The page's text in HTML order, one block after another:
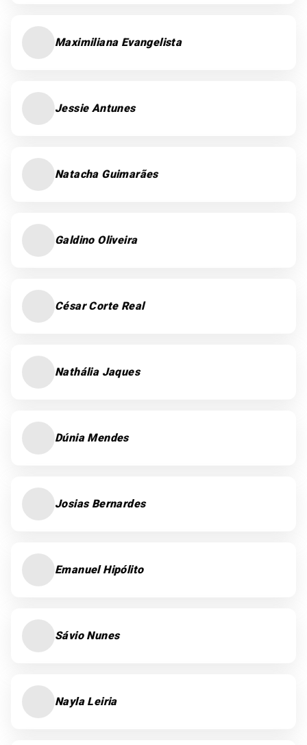
Maximiliana Evangelista
Jessie Antunes
Natacha Guimarães
Galdino Oliveira
César Corte Real
Nathália Jaques
Dúnia Mendes
Josias Bernardes
Emanuel Hipólito
Sávio Nunes
Nayla Leiria